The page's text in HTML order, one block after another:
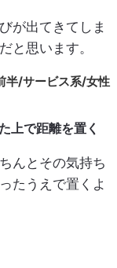
が出てきてしま
と思います。
半/サービス系/女性
上で距離を置く
んとその気持ち
たうえで置くよ